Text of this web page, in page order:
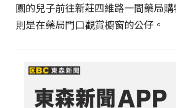
園的兒子前往新莊四維路一間藥局
則是在藥局門口觀賞櫥窗的公仔。